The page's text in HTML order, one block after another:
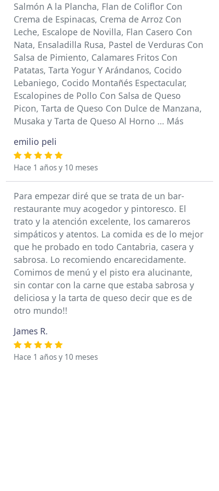
Salmón A la Plancha, Flan de Coliflor Con
Crema de Espinacas, Crema de Arroz Con
Leche, Escalope de Novilla, Flan Casero Con
Nata, Ensaladilla Rusa, Pastel de Verduras Con
Salsa de Pimiento, Calamares Fritos Con
Patatas, Tarta Yogur Y Arándanos, Cocido
Lebaniego, Cocido Montañés Espectacular,
Escalopines de Pollo Con Salsa de Queso
Picon, Tarta de Queso Con Dulce de Manzana,
Musaka y Tarta de Queso Al Horno … Más
emilio peli
Hace 1 años y 10 meses
Para empezar diré que se trata de un bar-
restaurante muy acogedor y pintoresco. El
trato y la atención excelente, los camareros
simpáticos y atentos. La comida es de lo mejor
que he probado en todo Cantabria, casera y
sabrosa. Lo recomiendo encarecidamente.
Comimos de menú y el pisto era alucinante,
sin contar con la carne que estaba sabrosa y
deliciosa y la tarta de queso decir que es de
otro mundo!!
James R.
Hace 1 años y 10 meses